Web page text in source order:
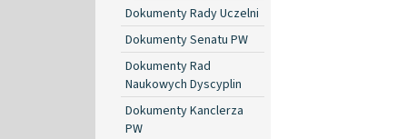
Dokumenty Rady Uczelni
Dokumenty Senatu PW
Dokumenty Rad
Naukowych Dyscyplin
Dokumenty Kanclerza
PW